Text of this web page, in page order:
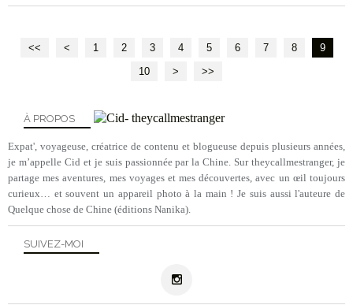
<< < 1 2 3 4 5 6 7 8
9
10
20
> >>
SUIVEZ-MOI
À PROPOS
Expat', voyageuse, créatrice de contenu et blogueuse depuis plusieurs années,
je m’appelle Cid et je suis passionnée par la Chine. Sur theycallmestranger, je
partage mes aventures, mes voyages et mes découvertes, avec un œil toujours
curieux… et souvent un appareil photo à la main ! Je suis aussi l'auteure de
Quelque chose de Chine (éditions Nanika).